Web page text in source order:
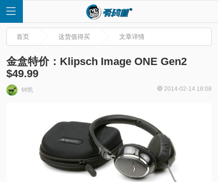
首
首页 这货值得买 文章详情
金盒特价：Klipsch Image ONE Gen2
$49.99
钟凯 2014-02-14 18:08